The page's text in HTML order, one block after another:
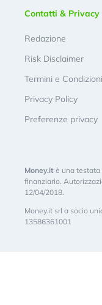
Contatti & Privacy
Redazione
Risk Disclaimer
Termini e Condizioni
Privacy Policy
Preferenze privacy
Money.it è una
finanziario.
12/04/2018.
Money.it srl a socio
13586361001